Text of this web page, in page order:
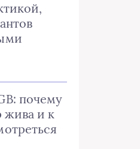
почему
жива и к